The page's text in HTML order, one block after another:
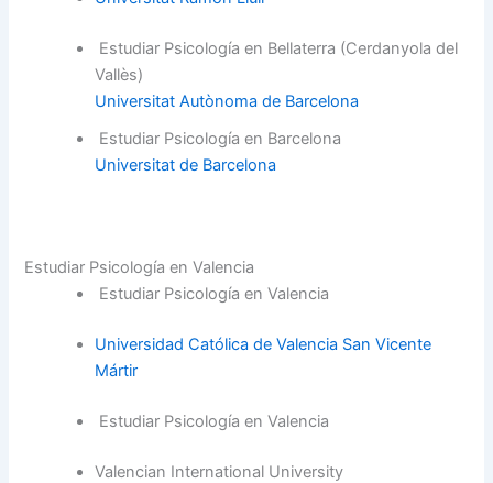
Estudiar Psicología en Bellaterra (Cerdanyola del
Vallès)
Universitat Autònoma de Barcelona
Estudiar Psicología en Barcelona
Universitat de Barcelona
Estudiar Psicología en Valencia
Estudiar Psicología en Valencia
Universidad Católica de Valencia San Vicente
Mártir
Estudiar Psicología en Valencia
Valencian International University